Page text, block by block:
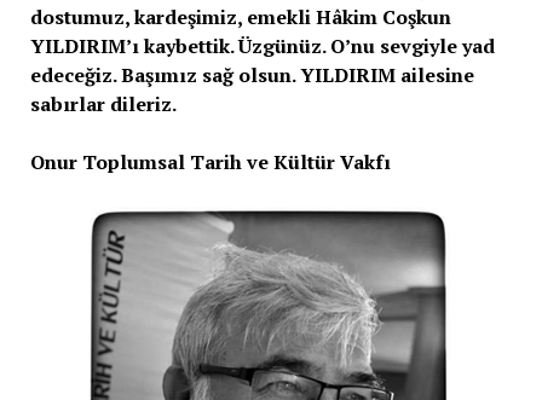
dostumuz, kardeşimiz, emekli Hâkim Coşkun
YILDIRIM’ı kaybettik. Üzgünüz. O’nu sevgiyle yad
edeceğiz. Başımız sağ olsun. YILDIRIM ailesine
sabırlar dileriz.
Onur Toplumsal Tarih ve Kültür Vakfı